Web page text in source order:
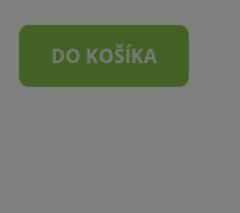
DO KOŠÍKA